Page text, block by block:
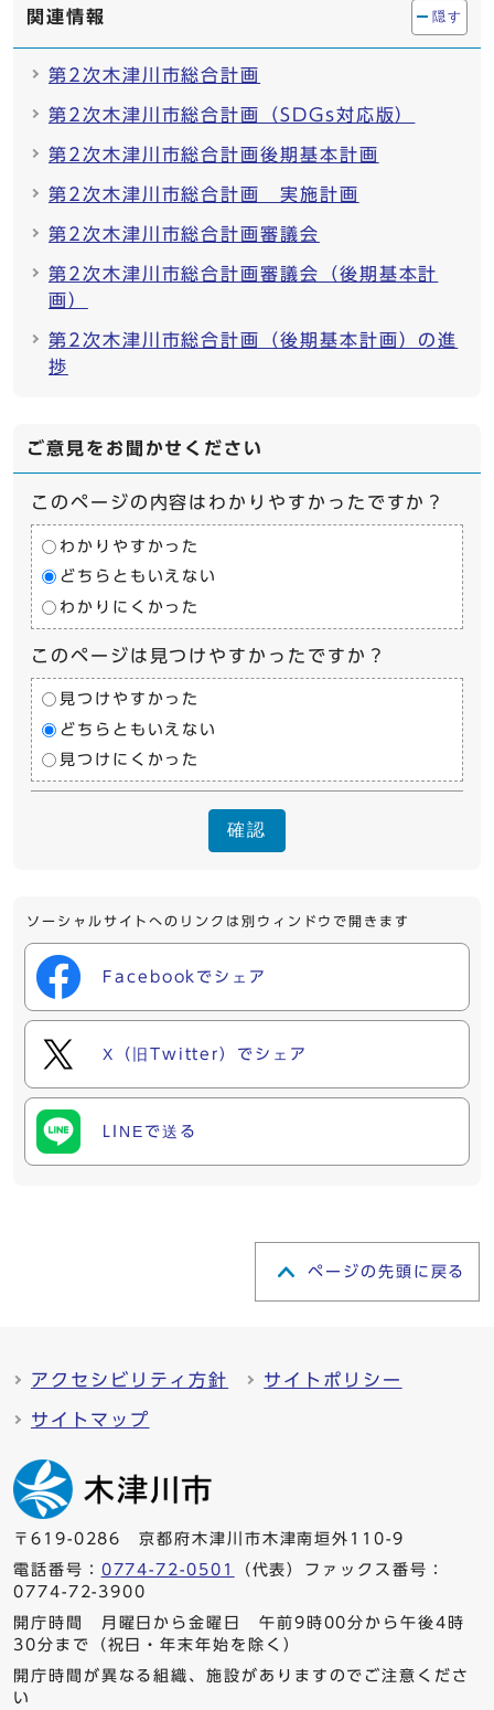
関連情報 隠す
第2次木津川市総合計画
第2次木津川市総合計画（SDGs対応版）
第2次木津川市総合計画後期基本計画
第2次木津川市総合計画 実施計画
第2次木津川市総合計画審議会
第2次木津川市総合計画審議会（後期基本計
画）
第2次木津川市総合計画（後期基本計画）の進
捗
ご意見をお聞かせください
このページの内容はわかりやすかったですか？
わかりやすかった
どちらともいえない
わかりにくかった
このページは見つけやすかったですか？
見つけやすかった
どちらともいえない
見つけにくかった
確認
ソーシャルサイトへのリンクは別ウィンドウで開きます
Facebookでシェア
X（旧Twitter）でシェア
LINEで送る
ページの先頭に戻る
アクセシビリティ方針 サイトポリシー
サイトマップ
〒619-0286 京都府木津川市木津南垣外110-9
電話番号： 0774-72-0501
（代表）ファックス番号：
0774-72-3900
開庁時間 月曜日から金曜日 午前9時00分から午後4時
30分まで（祝日・年末年始を除く）
開庁時間が異なる組織、施設がありますのでご注意くださ
い